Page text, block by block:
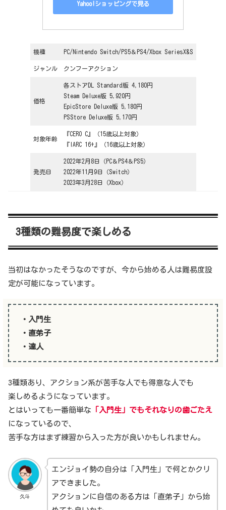
Yahoo!ショッピングで見る
機種 PC/Nintendo Switch/PS5＆PS4/Xbox SeriesX&S
ジャンル クンフーアクション
価格
各ストアDL Standard版 4,180円
Steam Deluxe版 5,920円
EpicStore Deluxe版 5,180円
PSStore Deluxe版 5,170円
対象年齢
『CERO C』（15歳以上対象）
『IARC 16+』（16歳以上対象）
発売日
2022年2月8日（PC＆PS4＆PS5）
2022年11月9日（Switch）
2023年3月28日（Xbox）
3種類の難易度で楽しめる
当初はなかったそうなのですが、今から始める人は難易度設
定が可能になっています。
・入門生
・直弟子
・達人
3種類あり、アクション系が苦手な人でも得意な人でも
楽しめるようになっています。
とはいっても一番簡単な 「入門生」でもそれなりの歯ごたえ
になっているので、
苦手な方はまず練習から入った方が良いかもしれません。
久斗
エンジョイ勢の自分は「入門生」で何とかクリ
アできました。
アクションに自信のある方は「直弟子」から始